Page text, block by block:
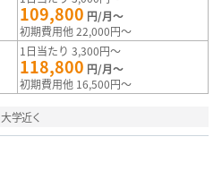
109,800 円/月～
初期費用他 22,000円～
1日当たり 3,300円～
118,800 円/月～
初期費用他 16,500円～
大学近く